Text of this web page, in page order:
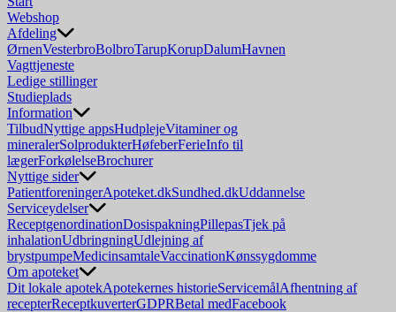
Webshop
Afdeling
ØrnenVesterbroBolbroTarupKorupDalumHavnen
Vagttjeneste
Ledige stillinger
Studieplads
Information
TilbudNyttige appsHudplejeVitaminer og
mineralerSolprodukterHøfeberFerieInfo til
lægerForkølelseBrochurer
Nyttige sider
PatientforeningerApoteket.dkSundhed.dkUddannelse
Serviceydelser
ReceptgenordinationDosispakningPillepasTjek på
inhalationUdbringningUdlejning af
brystpumpeMedicinsamtaleVaccinationKønssygdomme
Om apoteket
Dit lokale apotekApotekernes historieServicemålAfhentning af
recepterReceptkuverterGDPRBetal medFacebook